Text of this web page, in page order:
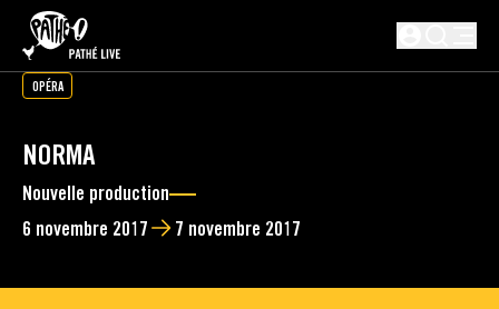
PASSER AU CONTENU PRINCIPAL
OPÉRA
NORMA
Nouvelle production
6 novembre 2017
7 novembre 2017